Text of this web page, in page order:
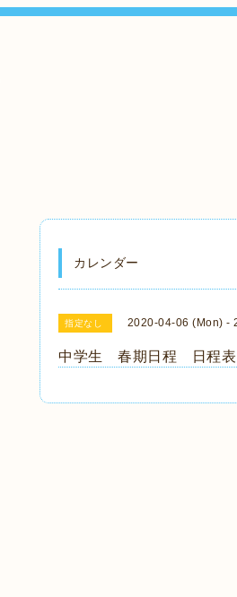
カレンダー
指定なし 2020-04-06 (Mon) -
中学生 春期日程 日程表